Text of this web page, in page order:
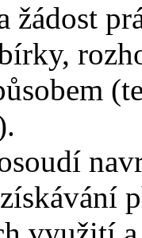
žádost